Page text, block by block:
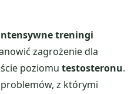
treningi
zagrożenie dla
poziomu testosteronu.
z którymi